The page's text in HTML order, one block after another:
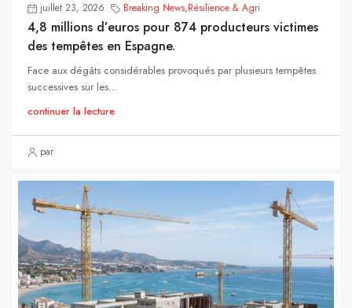
juillet 23, 2026 Breaking News,Résilience & Agri
4,8 millions d’euros pour 874 producteurs victimes
des tempêtes en Espagne.
Face aux dégâts considérables provoqués par plusieurs tempêtes
successives sur les...
continuer la lecture
par